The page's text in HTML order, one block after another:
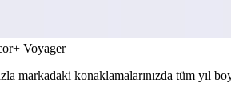
Voyager
markadaki konaklamalarınızda tüm yıl